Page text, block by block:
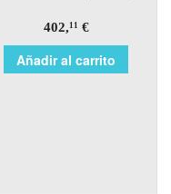
402,11 €
Añadir al carrito